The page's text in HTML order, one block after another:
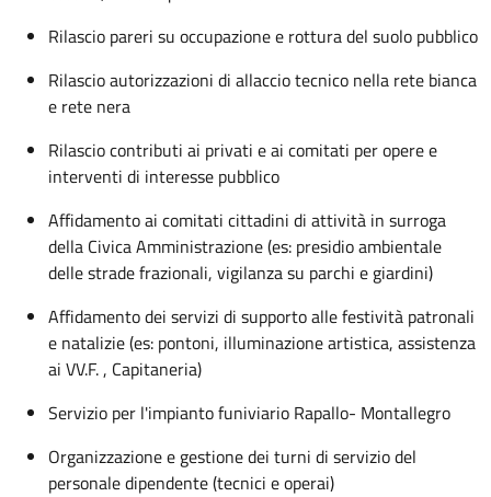
Rilascio pareri su occupazione e rottura del suolo pubblico
Rilascio autorizzazioni di allaccio tecnico nella rete bianca
e rete nera
Rilascio contributi ai privati e ai comitati per opere e
interventi di interesse pubblico
Affidamento ai comitati cittadini di attività in surroga
della Civica Amministrazione (es: presidio ambientale
delle strade frazionali, vigilanza su parchi e giardini)
Affidamento dei servizi di supporto alle festività patronali
e natalizie (es: pontoni, illuminazione artistica, assistenza
ai VV.F. , Capitaneria)
Servizio per l'impianto funiviario Rapallo- Montallegro
Organizzazione e gestione dei turni di servizio del
personale dipendente (tecnici e operai)